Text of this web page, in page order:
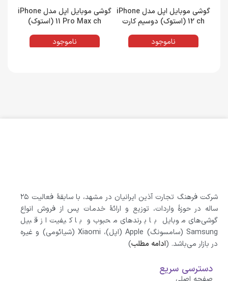
گوشی موبایل اپل مدل iPhone
12 ch (استوک) دوسیم کارت
گیگابایت | پک اصلی (M)
ناموجود
گوشی موبایل اپل مدل iPhone
11 Pro Max ch (استوک)
گیگابایت و رم 4 گیگابایت | پکناموجود
شرکت فرهنگ تجارت آذین ایرانیان در مشهد، با سابقهٔ فعالیت ۲۵
ساله در حوزهٔ واردات، توزیع و ارائهٔ خدمات پس از فروش انواع
گوشی‌های موبایل با برندهای محبوب و با کیفیت از قبیل
Samsung (سامسونگ) Apple (اپل)، Xiaomi (شیائومی)‌ و غیره
در بازار می‌باشد. (ادامه مطلب)
دسترسی سریع